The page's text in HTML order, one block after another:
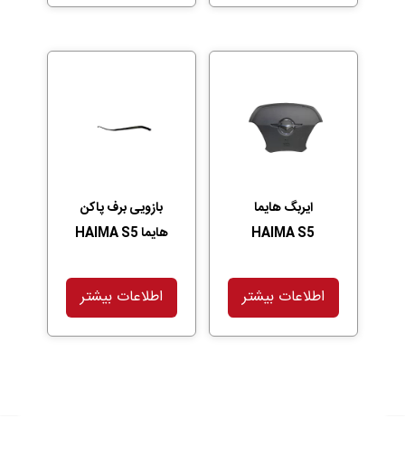
ایربگ هایما
HAIMA S5
اطلاعات بیشتر
بازویی برف پاکن
هایما HAIMA S5
اطلاعات بیشتر